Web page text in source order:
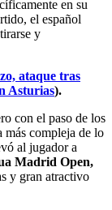
en su
el español
y
ataque tras
Asturias).
con el paso de los
más compleja de lo
al jugador a
Madrid Open,
y gran atractivo